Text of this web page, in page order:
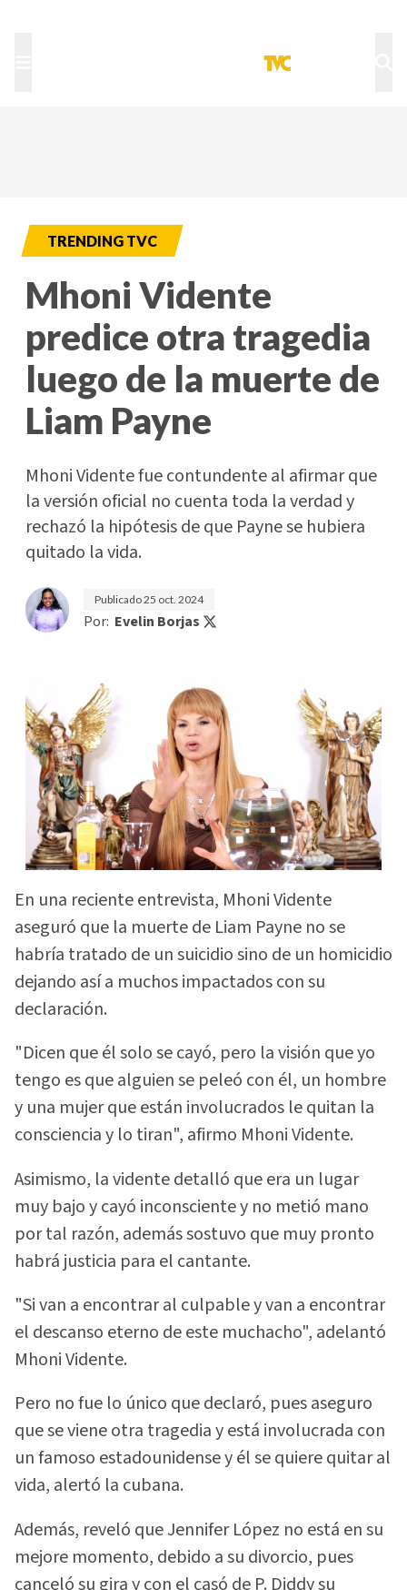
TRENDING TVC
Mhoni Vidente
predice otra tragedia
luego de la muerte de
Liam Payne
Mhoni Vidente fue contundente al afirmar que
la versión oficial no cuenta toda la verdad y
rechazó la hipótesis de que Payne se hubiera
quitado la vida.
Publicado25 oct. 2024
Por: Evelin Borjas
En una reciente entrevista, Mhoni Vidente
aseguró que la muerte de Liam Payne no se
habría tratado de un suicidio sino de un homicidio
dejando así a muchos impactados con su
declaración.
"Dicen que él solo se cayó, pero la visión que yo
tengo es que alguien se peleó con él, un hombre
y una mujer que están involucrados le quitan la
consciencia y lo tiran", afirmo Mhoni Vidente.
Asimismo, la vidente detalló que era un lugar
muy bajo y cayó inconsciente y no metió mano
por tal razón, además sostuvo que muy pronto
habrá justicia para el cantante.
"Si van a encontrar al culpable y van a encontrar
el descanso eterno de este muchacho", adelantó
Mhoni Vidente.
Pero no fue lo único que declaró, pues aseguro
que se viene otra tragedia y está involucrada con
un famoso estadounidense y él se quiere quitar al
vida, alertó la cubana.
Además, reveló que Jennifer López no está en su
mejore momento, debido a su divorcio, pues
canceló su gira y con el casó de P. Diddy su